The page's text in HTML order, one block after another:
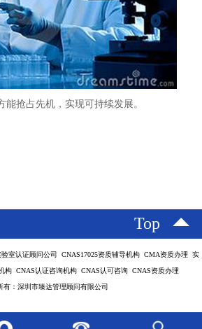
抢占先机，实现可持续发展。
Top
室认证顾问公司 CNAS17025资质辅导机构 CMA资质办理 实
构 CNAS认证咨询机构 CNAS认可咨询 CNAS资质办理
有：深圳市臻达管理顾问有限公司